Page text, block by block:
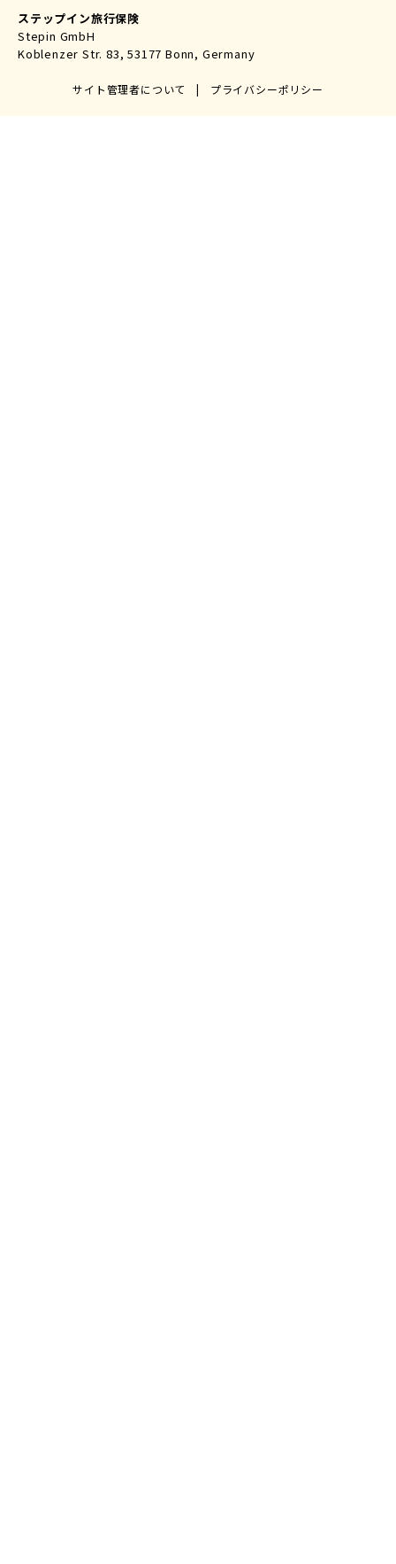
ステップイン旅行保険
Stepin GmbH
Koblenzer Str. 83, 53177 Bonn, Germany
サイト管理者について | プライバシーポリシー